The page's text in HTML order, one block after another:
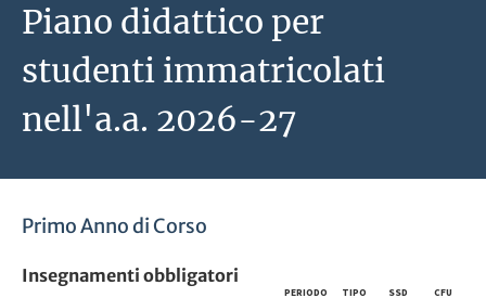
Piano didattico per
studenti immatricolati
nell'a.a. 2026-27
Primo Anno di Corso
Insegnamenti obbligatori
PERIODO
TIPO
SSD
CFU